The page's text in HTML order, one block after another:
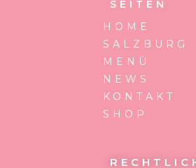
SEITEN
HOME
SALZBURG
MENÜ
NEWS
KONTAKT
SHOP